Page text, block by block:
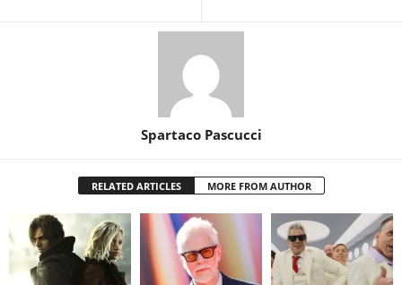
Spartaco Pascucci
RELATED ARTICLES MORE FROM AUTHOR